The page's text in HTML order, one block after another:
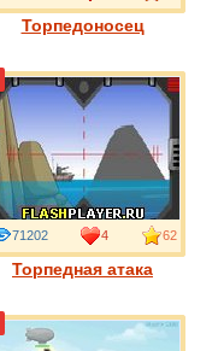
Торпедоносец
Торпедная атака
71202 4 62